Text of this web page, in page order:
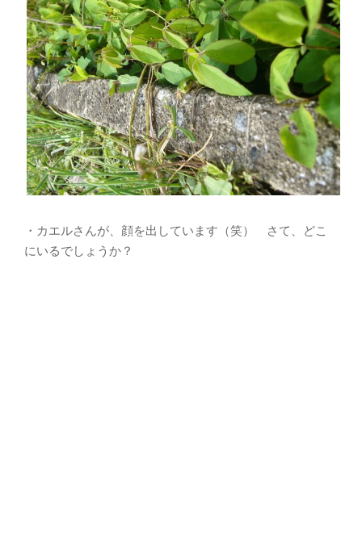
・カエルさんが、顔を出しています（笑） さて、どこ
にいるでしょうか？